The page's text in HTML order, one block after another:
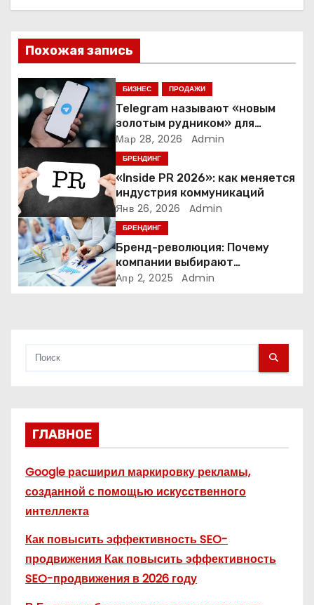
ц
и
я
п
о
з
а
п
и
с
Похожая запись
БИЗНЕС ПРОДАЖИ
Telegram называют «новым
золотым рудником» для
креаторов: как блогеры
создают онлайн-бизнес
Мар 28, 2026 Admin
БРЕНДИНГ
«Inside PR 2026»: как меняется
индустрия коммуникаций
Янв 26, 2026 Admin
БРЕНДИНГ
Бренд-революция: Почему
компании выбирают
адаптивные логотипы?
Апр 2, 2025 Admin
ГЛАВНОЕ
Google расширил маркировку рекламы,
созданной с помощью искусственного
интеллекта
Как повысить эффективность SEO-
продвижения Как повысить эффективность
SEO-продвижения в 2026 году